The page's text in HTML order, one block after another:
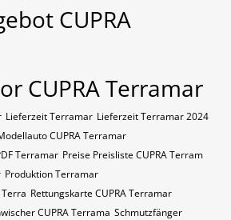
CUPRA
CUPRA Terramar
Lieferzeit Terramar Lieferzeit Terramar 2024
CUPRA Terramar
Terramar Preise Preisliste CUPRA Terram
Produktion Terramar
Rettungskarte CUPRA Terramar
CUPRA​ Terrama Schmutzfänger